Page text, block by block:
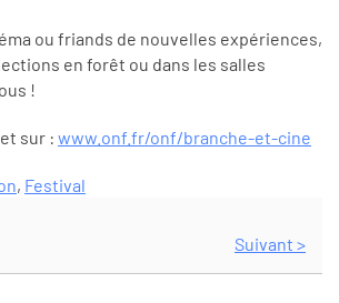
ou friands de nouvelles expériences,
en forêt ou dans les salles
!
sur : www.onf.fr/onf/branche-et-cine
, Festival
Suivant >